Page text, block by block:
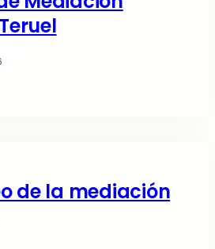
de la mediación